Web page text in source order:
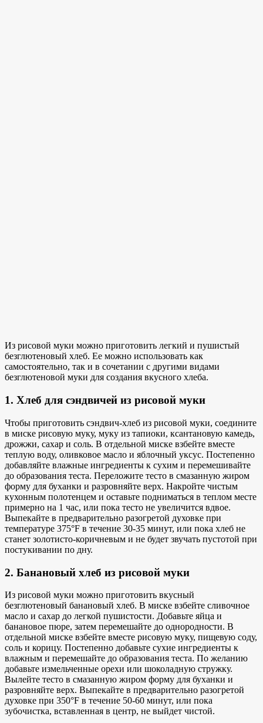
Из рисовой муки можно приготовить легкий и пушистый
безглютеновый хлеб. Ее можно использовать как
самостоятельно, так и в сочетании с другими видами
безглютеновой муки для создания вкусного хлеба.
1. Хлеб для сэндвичей из рисовой муки
Чтобы приготовить сэндвич-хлеб из рисовой муки, соедините
в миске рисовую муку, муку из тапиоки, ксантановую камедь,
дрожжи, сахар и соль. В отдельной миске взбейте вместе
теплую воду, оливковое масло и яблочный уксус. Постепенно
добавляйте влажные ингредиенты к сухим и перемешивайте
до образования теста. Переложите тесто в смазанную жиром
форму для буханки и разровняйте верх. Накройте чистым
кухонным полотенцем и оставьте подниматься в теплом месте
примерно на 1 час, или пока тесто не увеличится вдвое.
Выпекайте в предварительно разогретой духовке при
температуре 375°F в течение 30-35 минут, или пока хлеб не
станет золотисто-коричневым и не будет звучать пустотой при
постукивании по дну.
2. Банановый хлеб из рисовой муки
Из рисовой муки можно приготовить вкусный
безглютеновый банановый хлеб. В миске взбейте сливочное
масло и сахар до легкой пушистости. Добавьте яйца и
банановое пюре, затем перемешайте до однородности. В
отдельной миске взбейте вместе рисовую муку, пищевую соду,
соль и корицу. Постепенно добавьте сухие ингредиенты к
влажным и перемешайте до образования теста. По желанию
добавьте измельченные орехи или шоколадную стружку.
Вылейте тесто в смазанную жиром форму для буханки и
разровняйте верх. Выпекайте в предварительно разогретой
духовке при 350°F в течение 50-60 минут, или пока
зубочистка, вставленная в центр, не выйдет чистой.